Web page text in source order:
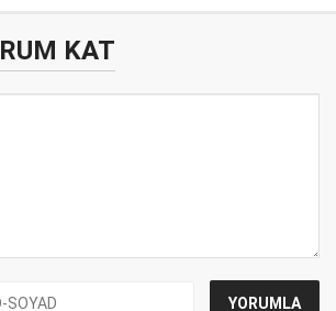
KAT